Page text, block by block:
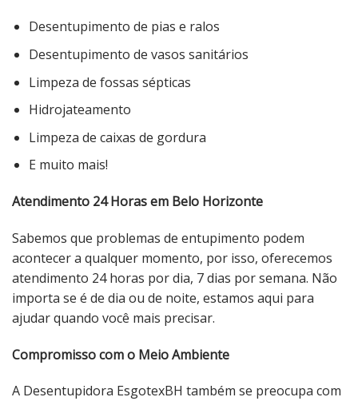
Desentupimento de pias e ralos
Desentupimento de vasos sanitários
Limpeza de fossas sépticas
Hidrojateamento
Limpeza de caixas de gordura
E muito mais!
Atendimento 24 Horas em Belo Horizonte
Sabemos que problemas de entupimento podem
acontecer a qualquer momento, por isso, oferecemos
atendimento 24 horas por dia, 7 dias por semana. Não
importa se é de dia ou de noite, estamos aqui para
ajudar quando você mais precisar.
Compromisso com o Meio Ambiente
A Desentupidora EsgotexBH também se preocupa com